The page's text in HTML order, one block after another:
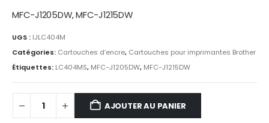
MFC-J1205DW, MFC-J1215DW
UGS : IJLC404M
Catégories: Cartouches d’encre, Cartouches pour imprimantes Brother
Étiquettes: LC404MS, MFC-J1205DW, MFC-J1215DW
AJOUTER AU PANIER